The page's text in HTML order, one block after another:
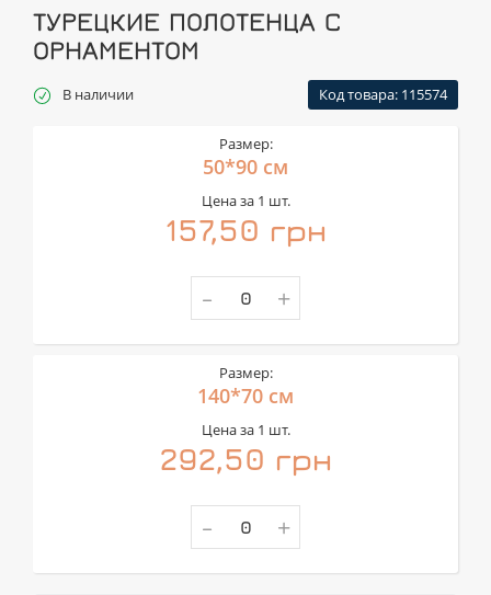
ТУРЕЦКИЕ ПОЛОТЕНЦА С
ОРНАМЕНТОМ
В наличии Код товара: 115574
Размер:
50*90 см
Цена за 1 шт.
157,50 грн
- +
Размер:
140*70 см
Цена за 1 шт.
292,50 грн
- +